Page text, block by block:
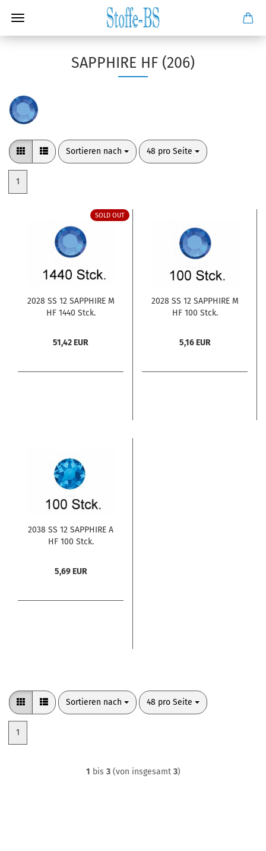
SAPPHIRE HF (206)
Sortieren nach
Sortieren nach 48 pro Seite
pro Seite
1
SOLD OUT
2028 SS 12 SAPPHIRE M
HF 1440 Stck.
51,42 EUR
2028 SS 12 SAPPHIRE M
HF 100 Stck.
5,16 EUR
2038 SS 12 SAPPHIRE A
HF 100 Stck.
5,69 EUR
Sortieren nach
Sortieren nach 48 pro Seite
pro Seite
1
1 bis 3(von insgesamt 3)